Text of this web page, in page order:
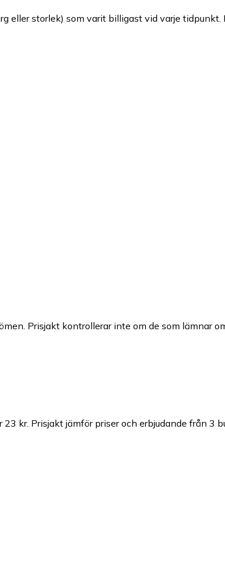
eller storlek) som varit billigast vid varje tidpunkt.
Prisjakt kontrollerar inte om de som lämnar
23 kr. Prisjakt jämför priser och erbjudande från 3